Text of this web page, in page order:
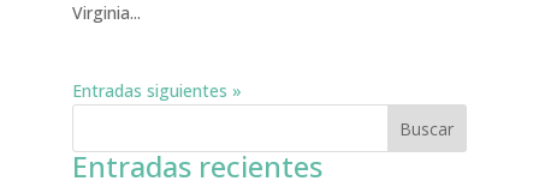
Virginia...
Entradas siguientes »
Entradas recientes